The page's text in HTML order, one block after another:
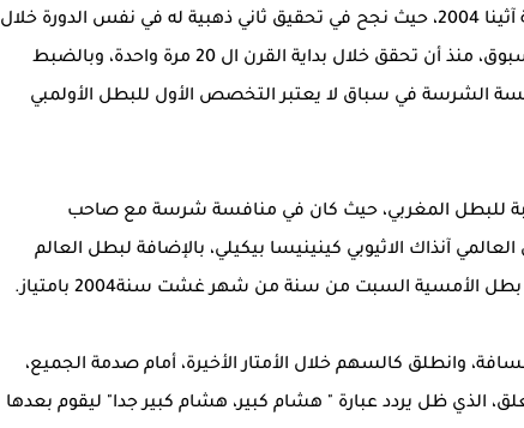
2004خلال دورة الألعاب الأولمبية الصيفية آثينا 2004، حيث نجح في تحقيق ثاني ذهبية له في نفس الدورة خلال
سباق 5000 متر، ليكون بذلك رقما غير مسبوق، منذ أن تحقق خلال بداية القرن ال 20 مرة واحدة، وبالضبط
سنة 2004، رغم المنافسة الشرسة في سباق لا يعتبر التخصص الأول للبطل الأولمبي
خاص بالنسبة للبطل المغربي، حيث كان في منافسة شرسة مع صاحب
آنذاك الاثيوبي كينينيسا بيكيلي، بالإضافة لبطل العالم
الأمسية السبت من سنة من شهر غشت سنة2004 بامتياز.
وانطلق كالسهم خلال الأمتار الأخيرة، أمام صدمة الجميع،
الذي ظل يردد عبارة " هشام كبير، هشام كبير جدا" ليقوم بعدها